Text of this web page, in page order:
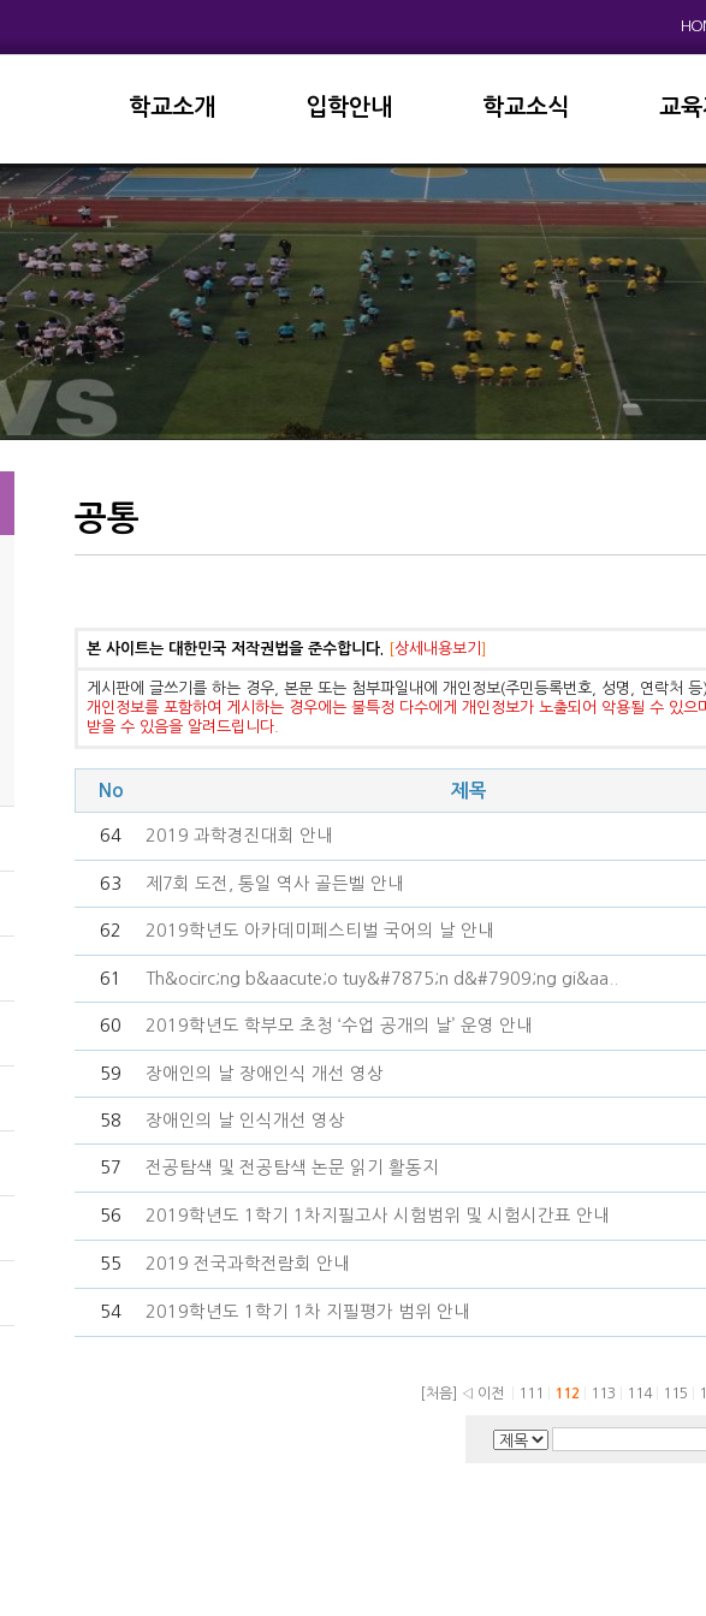
학교소개
교직원인사
학교상징
학교연혁
학교교육목표
학교현황
입학안내
중고등학교
학교소식
공지사항
학사일정
교육과정
가정통신문
방과후학교
외국어자료실
교육
이사
학교
학부
학교
공통
본 사이트는 대한민국 저작권법을 준수합니다. [상세내용보기 ]
게시판에 글쓰기를 하는 경우, 본문 또는 첨부파일내에 개인정보(주민등록번호, 성명, 연락처
개인정보를 포함하여 게시하는 경우에는 불특정 다수에게 개인정보가 노출되어 악용될 수 있
받을 수 있음을 알려드립니다.
No 제목
64 2019 과학경진대회 안내
63 제7회 도전, 통일 역사 골든벨 안내
62 2019학년도 아카데미페스티벌 국어의 날 안내
61 Th&ocirc;ng b&aacute;o tuy&#7875;n d&#7909;ng gi&aa..
60 2019학년도 학부모 초청 ‘수업 공개의 날’ 운영 안내
59 장애인의 날 장애인식 개선 영상
58 장애인의 날 인식개선 영상
57 전공탐색 및 전공탐색 논문 읽기 활동지
56 2019학년도 1학기 1차지필고사 시험범위 및 시험시간표 안내
55 2019 전국과학전람회 안내
54 2019학년도 1학기 1차 지필평가 범위 안내
[처음] ◁ 이전 111 112 113 114 115